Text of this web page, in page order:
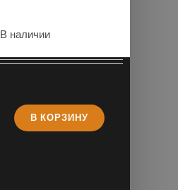
В наличии
В КОРЗИНУ